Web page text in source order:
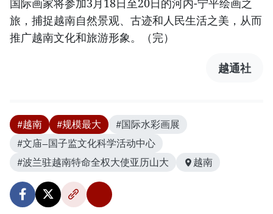
国际画家将参加3月18日至20日的河内-宁平绘画之
旅，捕捉越南自然景观、古迹和人民生活之美，从而
推广越南文化和旅游形象。（完）
越通社
#越南 #规模最大
#国际水彩画展
#文庙—国子监文化科学活动中心
#波兰驻越南特命全权大使亚历山大
越南